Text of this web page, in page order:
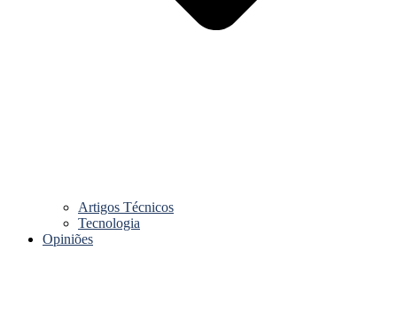
Artigos Técnicos
Tecnologia
Opiniões